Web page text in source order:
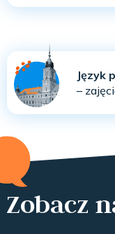
Język
–
Zobacz